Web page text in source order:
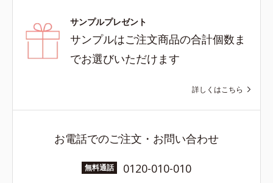
サンプルプレゼント
サンプルはご注文商品の合計個数ま
でお選びいただけます
詳しくはこちら
お電話でのご注文・お問い合わせ
無料通話 0120-010-010